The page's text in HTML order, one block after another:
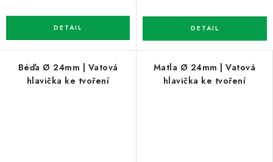
Béďa Ø 24mm | Vatová
hlavička ke tvoření
Matla Ø 24mm | Vatová
hlavička ke tvoření